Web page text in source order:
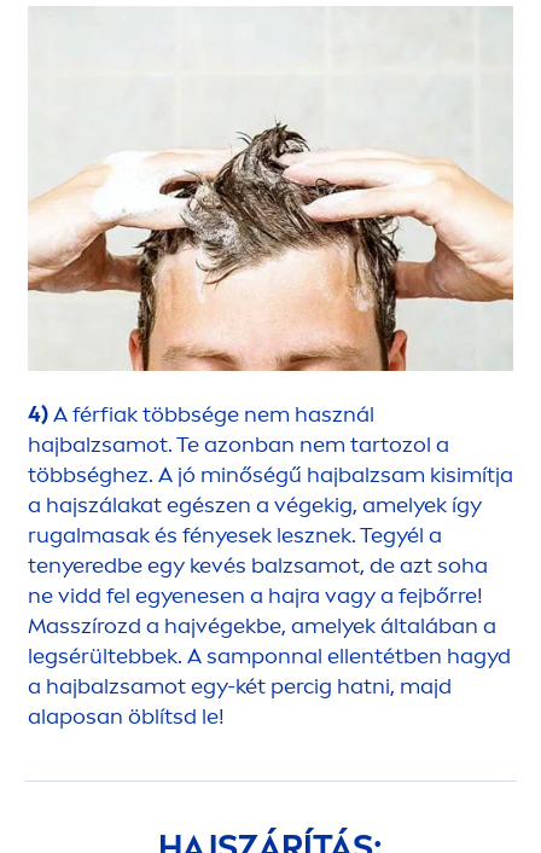
4)A férfiak többsége nem használ
hajbalzsamot. Te azonban nem tartozol a
többséghez. A jó minőségű hajbalzsam kisimítja
a hajszálakat egészen a végekig, amelyek így
rugalmasak és fényesek lesznek. Tegyél a
tenyeredbe egy kevés balzsamot, de azt soha
ne vidd fel egyenesen a hajra vagy a fejbőrre!
Masszírozd a hajvégekbe, amelyek általában a
legsérültebbek. A samponnal ellentétben hagyd
a hajbalzsamot egy-két percig hatni, majd
alaposan öblítsd le!